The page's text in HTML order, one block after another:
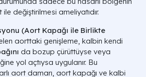
değiştirilmesi ameliyatıdır.
(Aort Kapağı ile Birlikte
aorttaki genişleme, kalbin kendi
da bozup çürüttüyse veya
yol açtıysa uygulanır. Bu
aort damarı, aort kapağı ve kalbi